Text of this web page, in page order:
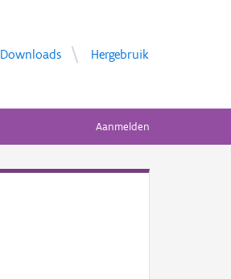
Downloads Hergebruik
Aanmelden